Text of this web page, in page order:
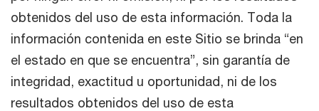
obtenidos del uso de esta información. Toda la
información contenida en este Sitio se brinda “en
el estado en que se encuentra”, sin garantía de
integridad, exactitud u oportunidad, ni de los
resultados obtenidos del uso de esta